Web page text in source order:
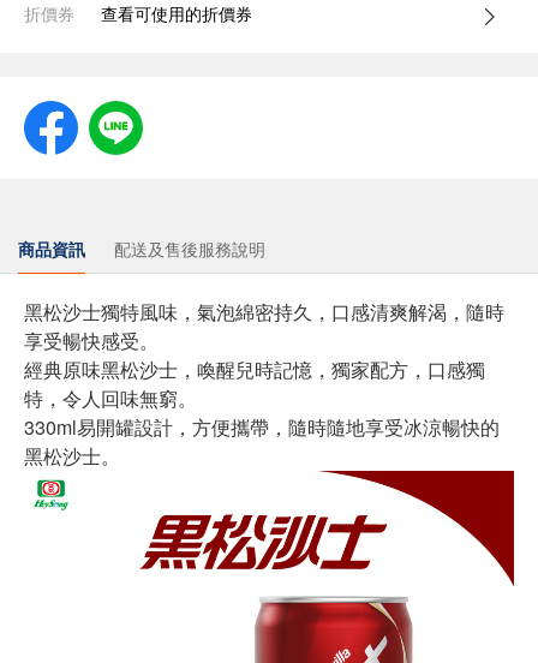
折價券 查看可使用的折價券
商品資訊 配送及售後服務說明
黑松沙士獨特風味，氣泡綿密持久，口感清爽解渴，隨時
享受暢快感受。
經典原味黑松沙士，喚醒兒時記憶，獨家配方，口感獨
特，令人回味無窮。
330ml易開罐設計，方便攜帶，隨時隨地享受冰涼暢快的
黑松沙士。